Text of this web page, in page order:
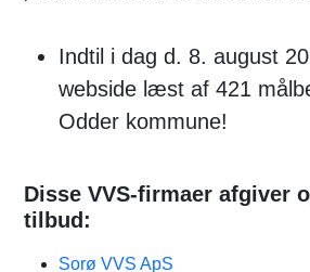
Indtil i dag d. 8. august
webside læst af 421
Odder kommune!
Disse VVS-firmaer afgiver
tilbud:
Sorø VVS ApS